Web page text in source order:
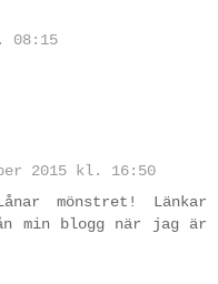
08:15
2015 kl. 16:50
mönstret! Länkar
min blogg när jag är